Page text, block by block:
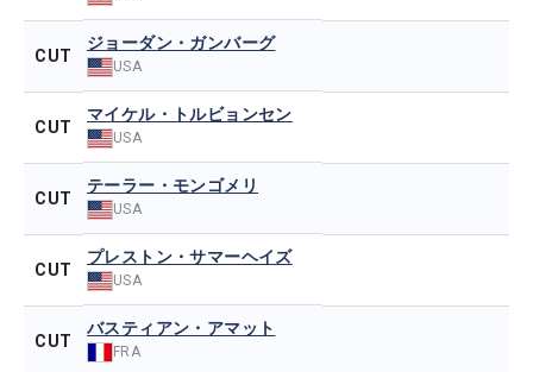
CUT
ジョーダン・ガンバーグ
USA
CUT
マイケル・トルビョンセン
USA
CUT
テーラー・モンゴメリ
USA
CUT
プレストン・サマーヘイズ
USA
CUT
バスティアン・アマット
FRA